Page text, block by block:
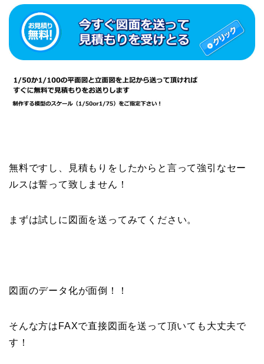
無料ですし、見積もりをしたからと言って強引なセー
ルスは誓って致しません！
まずは試しに図面を送ってみてください。
図面のデータ化が面倒！！
そんな方はFAXで直接図面を送って頂いても大丈夫で
す！